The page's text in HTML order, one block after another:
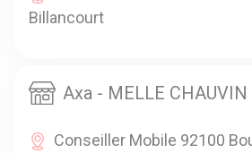
Billancourt
Axa - MELLE
Conseiller Mobile 92100